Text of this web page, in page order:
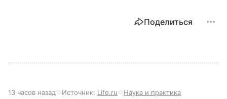
Поделиться
13 часов назад Источник: Life.ru Наука и практика